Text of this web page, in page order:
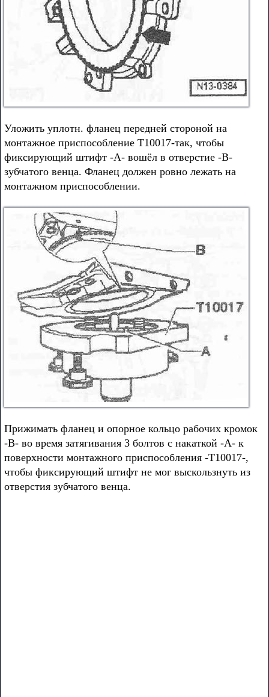
Уложить уплотн. фланец передней стороной на
монтажное приспособление Т10017-так, чтобы
фиксирующий штифт -А- вошёл в отверстие -В-
зубчатого венца. Фланец должен ровно лежать на
монтажном приспособлении.
Прижимать фланец и опорное кольцо рабочих кромок
-В- во время затягивания 3 болтов с накаткой -А- к
поверхности монтажного приспособления -Т10017-,
чтобы фиксирующий штифт не мог выскользнуть из
отверстия зубчатого венца.